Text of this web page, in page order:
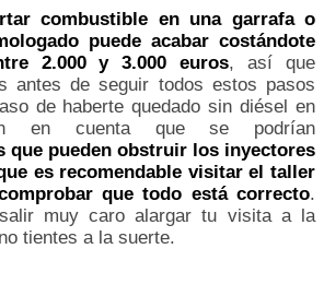
combustible en una garrafa o
puede acabar costándote
2.000 y 3.000 euros, así que
antes de seguir todos estos pasos
de haberte quedado sin diésel en
en cuenta que se podrían
que pueden obstruir los inyectores
es recomendable visitar el taller
que todo está correcto.
muy caro alargar tu visita a la
tientes a la suerte.